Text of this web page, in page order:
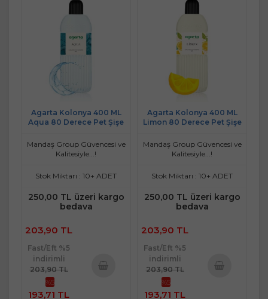
Agarta Kolonya 400 ML
Aqua 80 Derece Pet Şişe
Mandaş Group Güvencesi ve
Kalitesiyle...!
Stok Miktarı : 10+ ADET
250,00 TL üzeri kargo
bedava
203,90 TL
Fast/Eft %5
indirimli
203,90 TL
%5
193,71 TL
Agarta Kolonya 400 ML
Limon 80 Derece Pet Şişe
Mandaş Group Güvencesi ve
Kalitesiyle...!
Stok Miktarı : 10+ ADET
250,00 TL üzeri kargo
bedava
203,90 TL
Fast/Eft %5
indirimli
203,90 TL
%5
193,71 TL